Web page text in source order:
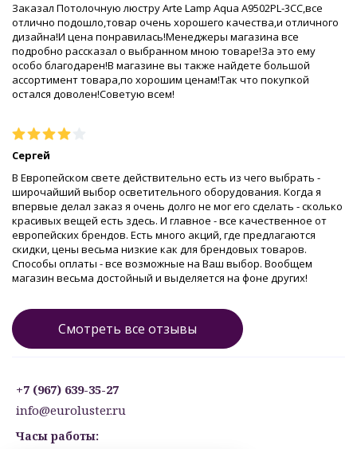
Заказал Потолочную люстру Arte Lamp Aqua A9502PL-3CC,все
отлично подошло,товар очень хорошего качества,и отличного
дизайна!И цена понравилась!Менеджеры магазина все
подробно рассказал о выбранном мною товаре!За это ему
особо благодарен!В магазине вы также найдете большой
ассортимент товара,по хорошим ценам!Так что покупкой
остался доволен!Советую всем!
Сергей
В Европейском свете действительно есть из чего выбрать -
широчайший выбор осветительного оборудования. Когда я
впервые делал заказ я очень долго не мог его сделать - сколько
красивых вещей есть здесь. И главное - все качественное от
европейских брендов. Есть много акций, где предлагаются
скидки, цены весьма низкие как для брендовых товаров.
Способы оплаты - все возможные на Ваш выбор. Вообщем
магазин весьма достойный и выделяется на фоне других!
Смотреть все отзывы
+7 (967) 639-35-27
info@euroluster.ru
Часы работы: